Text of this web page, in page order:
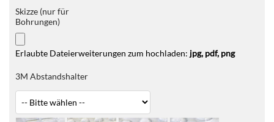
Skizze (nur für
Bohrungen)
Erlaubte Dateierweiterungen zum hochladen: jpg, pdf, png
3M Abstandshalter